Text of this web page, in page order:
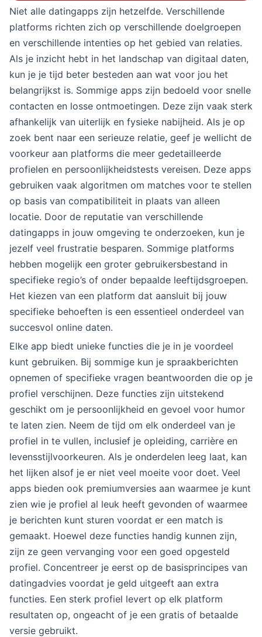
Niet alle datingapps zijn hetzelfde. Verschillende
platforms richten zich op verschillende doelgroepen
en verschillende intenties op het gebied van relaties.
Als je inzicht hebt in het landschap van digitaal daten,
kun je je tijd beter besteden aan wat voor jou het
belangrijkst is. Sommige apps zijn bedoeld voor snelle
contacten en losse ontmoetingen. Deze zijn vaak sterk
afhankelijk van uiterlijk en fysieke nabijheid. Als je op
zoek bent naar een serieuze relatie, geef je wellicht de
voorkeur aan platforms die meer gedetailleerde
profielen en persoonlijkheidstests vereisen. Deze apps
gebruiken vaak algoritmen om matches voor te stellen
op basis van compatibiliteit in plaats van alleen
locatie. Door de reputatie van verschillende
datingapps in jouw omgeving te onderzoeken, kun je
jezelf veel frustratie besparen. Sommige platforms
hebben mogelijk een groter gebruikersbestand in
specifieke regio’s of onder bepaalde leeftijdsgroepen.
Het kiezen van een platform dat aansluit bij jouw
specifieke behoeften is een essentieel onderdeel van
succesvol online daten.
Elke app biedt unieke functies die je in je voordeel
kunt gebruiken. Bij sommige kun je spraakberichten
opnemen of specifieke vragen beantwoorden die op je
profiel verschijnen. Deze functies zijn uitstekend
geschikt om je persoonlijkheid en gevoel voor humor
te laten zien. Neem de tijd om elk onderdeel van je
profiel in te vullen, inclusief je opleiding, carrière en
levensstijlvoorkeuren. Als je onderdelen leeg laat, kan
het lijken alsof je er niet veel moeite voor doet. Veel
apps bieden ook premiumversies aan waarmee je kunt
zien wie je profiel al leuk heeft gevonden of waarmee
je berichten kunt sturen voordat er een match is
gemaakt. Hoewel deze functies handig kunnen zijn,
zijn ze geen vervanging voor een goed opgesteld
profiel. Concentreer je eerst op de basisprincipes van
datingadvies voordat je geld uitgeeft aan extra
functies. Een sterk profiel levert op elk platform
resultaten op, ongeacht of je een gratis of betaalde
versie gebruikt.